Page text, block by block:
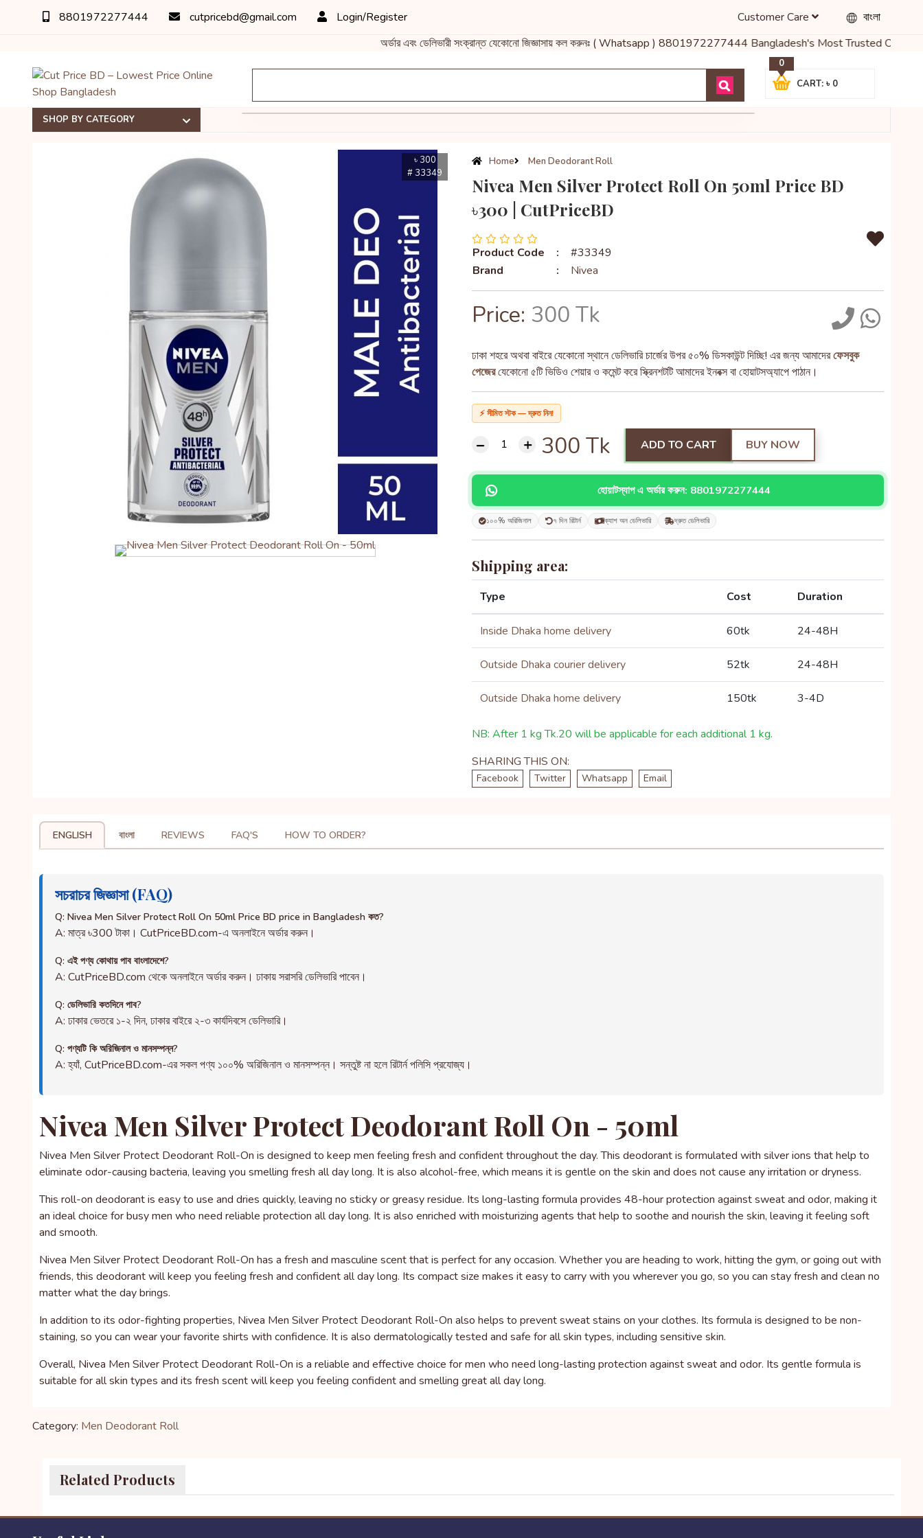
8801972277444 cutpricebd@gmail.com Login/Register বাংলা
Customer Care
অর্ডার এবং ডেলিভারী সংক্রান্ত যেকোনো জিজ্ঞাসায় কল করুনঃ ( Whatsapp ) 8801972277444 Bangladesh's Most Trusted Online
CART: ৳ 0
0
SHOP BY CATEGORY
৳ 300
# 33349
Home Men Deodorant Roll
Nivea Men Silver Protect Roll On 50ml Price BD
৳300 | CutPriceBD
Product Code :
#33349
Brand
: Nivea
Price: 300 Tk
ঢাকা শহরে অথবা বাইরে যেকোনো স্থানে ডেলিভারি চার্জের উপর ৫০% ডিসকাউন্ট দিচ্ছি! এর জন্য আমাদেরফেসবুক
পেজেরযেকোনো ৫টি ভিডিও শেয়ার ও কমেন্ট করে স্ক্রিনশটটি আমাদের ইনবক্স বা হোয়াটসঅ্যাপে পাঠান।
⚡ সীমিত স্টক — দ্রুত নিন!
300 Tk ADD TO CART BUY NOW
হোয়াটস্যাপ এ অর্ডার করুন: 8801972277444
১০০% অরিজিনাল ৭ দিন রিটার্ন ক্যাশ অন ডেলিভারি দ্রুত ডেলিভারি
Shipping area:
Type Cost Duration
Inside Dhaka home delivery 60tk 24-48H
Outside Dhaka courier delivery 52tk 24-48H
Outside Dhaka home delivery 150tk 3-4D
NB: After 1 kg Tk.20 will be applicable for each additional 1 kg.
SHARING THIS ON:
Facebook Twitter Whatsapp Email
ENGLISH বাংলা REVIEWS FAQ'S HOW TO ORDER?
সচরাচর জিজ্ঞাসা (FAQ)
Q: Nivea Men Silver Protect Roll On 50ml Price BD price in Bangladesh কত?
A: মাত্র ৳300 টাকা। CutPriceBD.com-এ অনলাইনে অর্ডার করুন।
Q: এই পণ্য কোথায় পাব বাংলাদেশে?
A: CutPriceBD.com থেকে অনলাইনে অর্ডার করুন। ঢাকায় সরাসরি ডেলিভারি পাবেন।
Q: ডেলিভারি কতদিনে পাব?
A: ঢাকার ভেতরে ১-২ দিন, ঢাকার বাইরে ২-৩ কার্যদিবসে ডেলিভারি।
Q: পণ্যটি কি অরিজিনাল ও মানসম্পন্ন?
A: হ্যাঁ, CutPriceBD.com-এর সকল পণ্য ১০০% অরিজিনাল ও মানসম্পন্ন। সন্তুষ্ট না হলে রিটার্ন পলিসি প্রযোজ্য।
Nivea Men Silver Protect Deodorant Roll On - 50ml
Nivea Men Silver Protect Deodorant Roll-On is designed to keep men feeling fresh and confident throughout the day. This deodorant is formulated with silver ions that help to
eliminate odor-causing bacteria, leaving you smelling fresh all day long. It is also alcohol-free, which means it is gentle on the skin and does not cause any irritation or dryness.
This roll-on deodorant is easy to use and dries quickly, leaving no sticky or greasy residue. Its long-lasting formula provides 48-hour protection against sweat and odor, making it
an ideal choice for busy men who need reliable protection all day long. It is also enriched with moisturizing agents that help to soothe and nourish the skin, leaving it feeling soft
and smooth.
Nivea Men Silver Protect Deodorant Roll-On has a fresh and masculine scent that is perfect for any occasion. Whether you are heading to work, hitting the gym, or going out with
friends, this deodorant will keep you feeling fresh and confident all day long. Its compact size makes it easy to carry with you wherever you go, so you can stay fresh and clean no
matter what the day brings.
In addition to its odor-fighting properties, Nivea Men Silver Protect Deodorant Roll-On also helps to prevent sweat stains on your clothes. Its formula is designed to be non-
staining, so you can wear your favorite shirts with confidence. It is also dermatologically tested and safe for all skin types, including sensitive skin.
Overall, Nivea Men Silver Protect Deodorant Roll-On is a reliable and effective choice for men who need long-lasting protection against sweat and odor. Its gentle formula is
suitable for all skin types and its fresh scent will keep you feeling confident and smelling great all day long.
Category: Men Deodorant Roll
Related Products